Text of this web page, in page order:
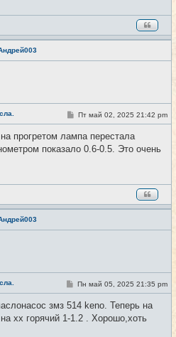
#6
С
о
б
щ
Пт май 02, 2025 21:42 pm
прогретом лампа перестала
показало 0.6-0.5. Это очень
#7
С
о
о
б
щ
Пн май 05, 2025 21:35 pm
змз 514 keno. Теперь на
хх горячий 1-1.2 . Хорошо,хоть